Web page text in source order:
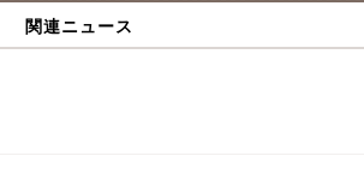
関連ニュース